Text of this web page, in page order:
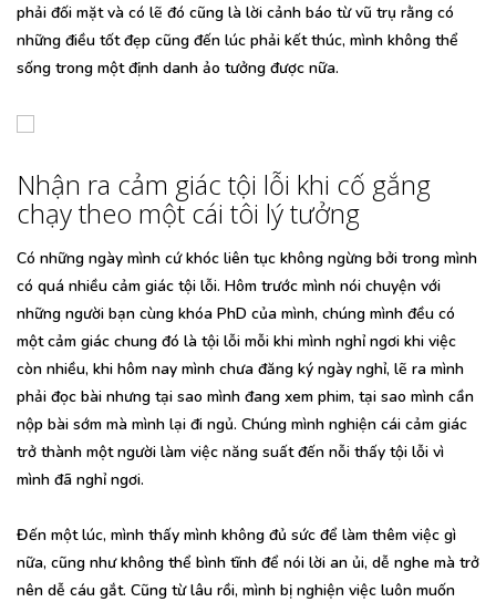
phải đối mặt và có lẽ đó cũng là lời cảnh báo từ vũ trụ rằng có
những điều tốt đẹp cũng đến lúc phải kết thúc, mình không thể
sống trong một định danh ảo tưởng được nữa.
Nhận ra cảm giác tội lỗi khi cố gắng
chạy theo một cái tôi lý tưởng
Có những ngày mình cứ khóc liên tục không ngừng bởi trong mình
có quá nhiều cảm giác tội lỗi. Hôm trước mình nói chuyện với
những người bạn cùng khóa PhD của mình, chúng mình đều có
một cảm giác chung đó là tội lỗi mỗi khi mình nghỉ ngơi khi việc
còn nhiều, khi hôm nay mình chưa đăng ký ngày nghỉ, lẽ ra mình
phải đọc bài nhưng tại sao mình đang xem phim, tại sao mình cần
nộp bài sớm mà mình lại đi ngủ. Chúng mình nghiện cái cảm giác
trở thành một người làm việc năng suất đến nỗi thấy tội lỗi vì
mình đã nghỉ ngơi.
Đến một lúc, mình thấy mình không đủ sức để làm thêm việc gì
nữa, cũng như không thể bình tĩnh để nói lời an ủi, dễ nghe mà trở
nên dễ cáu gắt. Cũng từ lâu rồi, mình bị nghiện việc luôn muốn